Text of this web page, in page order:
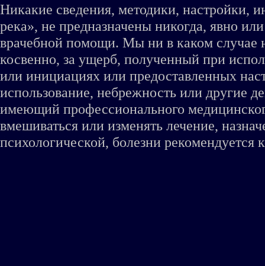
Никакие сведения, методики, настройки,
река», не предназначены никогда, явно
врачебной помощи. Мы ни в каком случае
косвенно, за ущерб, полученный при
или инициациях или предоставленных
использование, небрежность или другие
имеющий профессионального
вмешиваться или изменять лечение,
психологической, болезни рекомендуется